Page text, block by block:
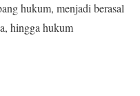
hukum, menjadi berasal
hingga hukum